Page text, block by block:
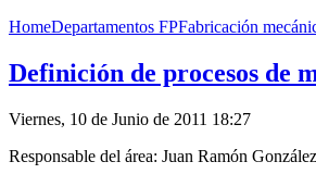
HomeDepartamentos FPFabricación
Definición de procesos de
Viernes, 10 de Junio de 2011 18:27
Responsable del área: Juan Ramón